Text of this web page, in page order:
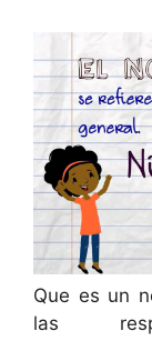
Que es un
las